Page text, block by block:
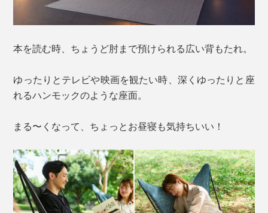
本を読む時、ちょうど肘まで預けられる広い背もたれ。
ゆったりとテレビや映画を観たい時、深くゆったりと座
れるハンモックのような座面。
まる〜くなって、ちょっとお昼寝も気持ちいい！